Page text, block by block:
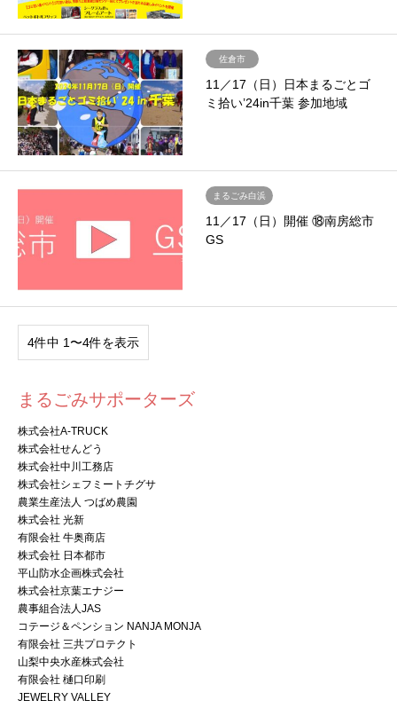
佐倉市
11／17（日）日本まるごとゴ
ミ拾い’24in千葉 参加地域
まるごみ白浜
11／17（日）開催 ⑱南房総市
GS
4件中 1〜4件を表示
まるごみサポーターズ
株式会社A-TRUCK
株式会社せんどう
株式会社中川工務店
株式会社シェフミートチグサ
農業生産法人 つばめ農園
株式会社 光新
有限会社 牛奥商店
株式会社 日本都市
平山防水企画株式会社
株式会社京葉エナジー
農事組合法人JAS
コテージ＆ペンション NANJA MONJA
有限会社 三共プロテクト
山梨中央水産株式会社
有限会社 樋口印刷
JEWELRY VALLEY